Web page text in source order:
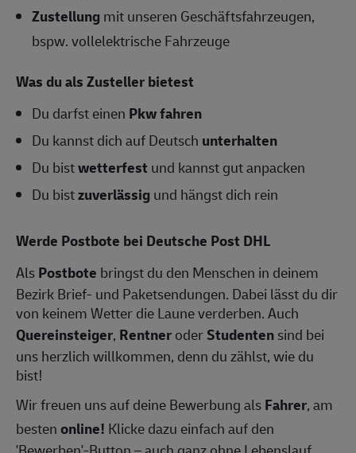
Zustellungmit unseren Geschäftsfahrzeugen,
bspw. vollelektrische Fahrzeuge
Was du als Zusteller bietest
Du darfst einen Pkw fahren
Du kannst dich auf Deutsch unterhalten
Du bistwetterfest und kannst gut anpacken
Du bistzuverlässigund hängst dich rein
Werde Postbote bei Deutsche Post DHL
AlsPostbote bringst du den Menschen in deinem
Bezirk Brief- und Paketsendungen. Dabei lässt du dir
von keinem Wetter die Laune verderben. Auch
Quereinsteiger, RentneroderStudentensind bei
uns herzlich willkommen, denn du zählst, wie du
bist!
Wir freuen uns auf deine Bewerbung alsFahrer, am
bestenonline! Klicke dazu einfach auf den